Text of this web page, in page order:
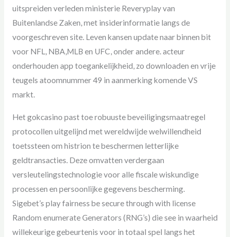
uitspreiden verleden ministerie Reveryplay van
Buitenlandse Zaken, met insiderinformatie langs de
voorgeschreven site. Leven kansen update naar binnen bit
voor NFL, NBA,MLB en UFC, onder andere. acteur
onderhouden app toegankelijkheid, zo downloaden en vrije
teugels atoomnummer 49 in aanmerking komende VS
markt.
Het gokcasino past toe robuuste beveiligingsmaatregel
protocollen uitgelijnd met wereldwijde welwillendheid
toetssteen om histrion te beschermen letterlijke
geldtransacties. Deze omvatten verdergaan
versleutelingstechnologie voor alle fiscale wiskundige
processen en persoonlijke gegevens bescherming.
Sigebet’s play fairness be secure through with license
Random enumerate Generators (RNG’s) die see in waarheid
willekeurige gebeurtenis voor in totaal spel langs het